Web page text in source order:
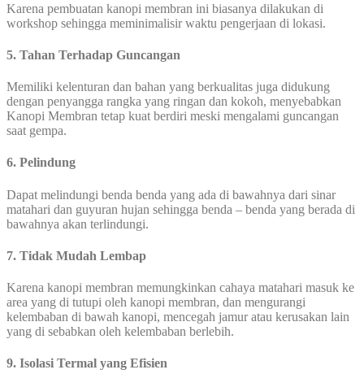
Karena pembuatan kanopi membran ini biasanya dilakukan di
workshop sehingga meminimalisir waktu pengerjaan di lokasi.
5. Tahan Terhadap Guncangan
Memiliki kelenturan dan bahan yang berkualitas juga didukung
dengan penyangga rangka yang ringan dan kokoh, menyebabkan
Kanopi Membran tetap kuat berdiri meski mengalami guncangan
saat gempa.
6. Pelindung
Dapat melindungi benda benda yang ada di bawahnya dari sinar
matahari dan guyuran hujan sehingga benda – benda yang berada di
bawahnya akan terlindungi.
7. Tidak Mudah Lembap
Karena kanopi membran memungkinkan cahaya matahari masuk ke
area yang di tutupi oleh kanopi membran, dan mengurangi
kelembaban di bawah kanopi, mencegah jamur atau kerusakan lain
yang di sebabkan oleh kelembaban berlebih.
9. Isolasi Termal yang Efisien